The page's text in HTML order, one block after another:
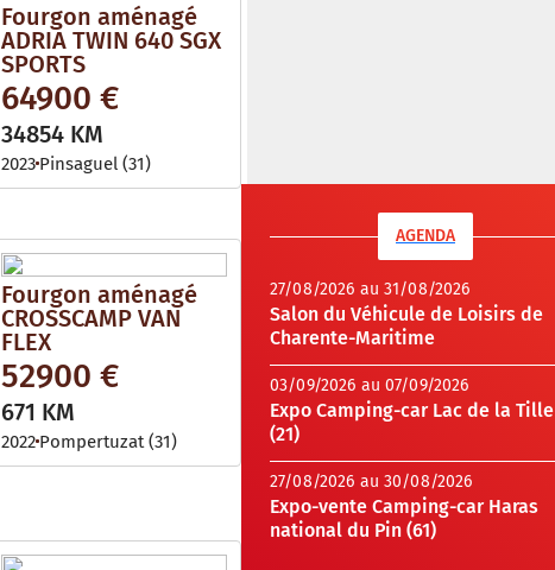
Fourgon aménagé
ADRIA TWIN 640 SGX
SPORTS
64900 €
34854 KM
2023 Pinsaguel (31)
Fourgon aménagé
CROSSCAMP VAN
FLEX
52900 €
671 KM
2022 Pompertuzat (31)
AGENDA
27/08/2026 au 31/08/2026
Salon du Véhicule de Loisirs de
Charente-Maritime
03/09/2026 au 07/09/2026
Expo Camping-car Lac de la Tille
(21)
27/08/2026 au 30/08/2026
Expo-vente Camping-car Haras
national du Pin (61)